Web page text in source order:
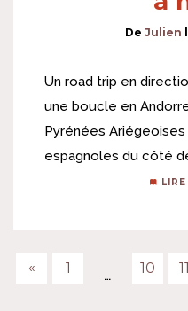
De Julien
Un road trip en
une boucle en
Pyrénées
espagnoles du côté
« 1 … 10 11